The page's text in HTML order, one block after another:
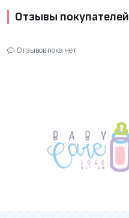
Отзывы покупателей
Отзывов пока нет